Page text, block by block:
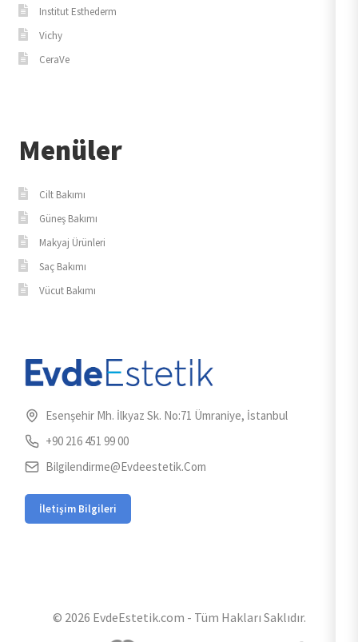
Institut Esthederm
Vichy
CeraVe
Menüler
Cilt Bakımı
Güneş Bakımı
Makyaj Ürünleri
Saç Bakımı
Vücut Bakımı
Esenşehir Mh. İlkyaz Sk. No:71 Ümraniye, İstanbul
+90 216 451 99 00
Bilgilendirme@evdeestetik.com
İletişim Bilgileri
© 2026 EvdeEstetik.com - Tüm Hakları Saklıdır.